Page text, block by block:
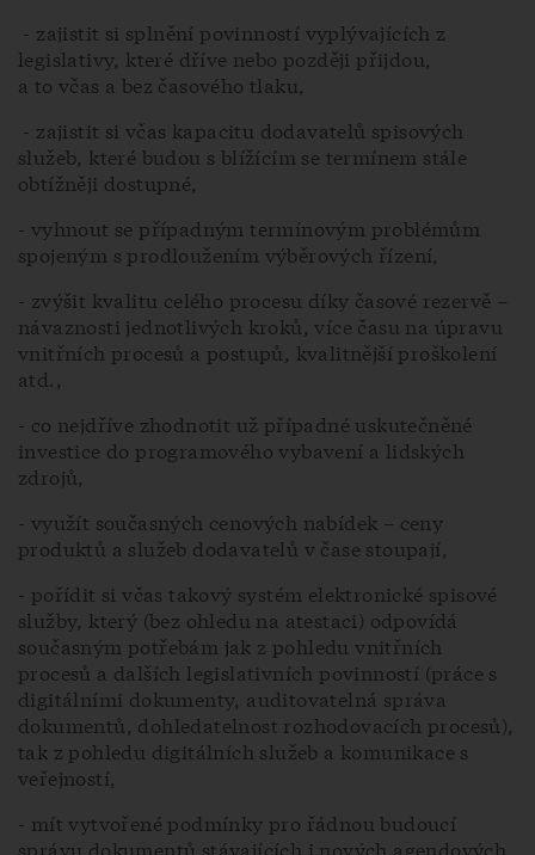
- zajistit si splnění povinností vyplývajících z
legislativy, které dříve nebo později přijdou,
a to včas a bez časového tlaku,
- zajistit si včas kapacitu dodavatelů spisových
služeb, které budou s blížícím se termínem stále
obtížněji dostupné,
- vyhnout se případným termínovým problémům
spojeným s prodloužením výběrových řízení,
- zvýšit kvalitu celého procesu díky časové rezervě –
návaznosti jednotlivých kroků, více času na úpravu
vnitřních procesů a postupů, kvalitnější proškolení
atd.,
- co nejdříve zhodnotit už případné uskutečněné
investice do programového vybavení a lidských
zdrojů,
- využít současných cenových nabídek – ceny
produktů a služeb dodavatelů v čase stoupají,
- pořídit si včas takový systém elektronické spisové
služby, který (bez ohledu na atestaci) odpovídá
současným potřebám jak z pohledu vnitřních
procesů a dalších legislativních povinností (práce s
digitálními dokumenty, auditovatelná správa
dokumentů, dohledatelnost rozhodovacích procesů),
tak z pohledu digitálních služeb a komunikace s
veřejností,
- mít vytvořené podmínky pro řádnou budoucí
správu dokumentů stávajících i nových agendových